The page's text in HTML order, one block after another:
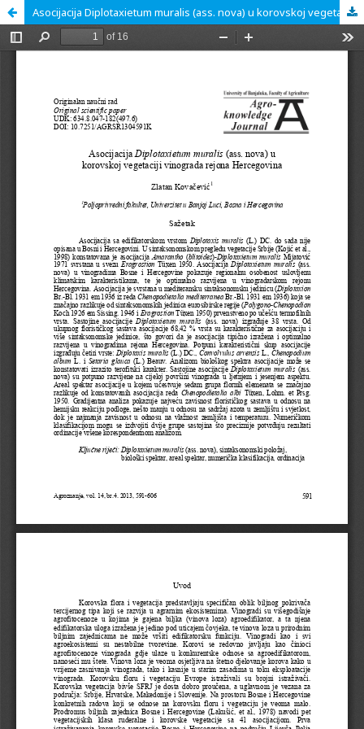
Asocijacija Diplotaxietum muralis (ass. nova) u korovskoj vegetaciji vinograda rejona Hercegovina